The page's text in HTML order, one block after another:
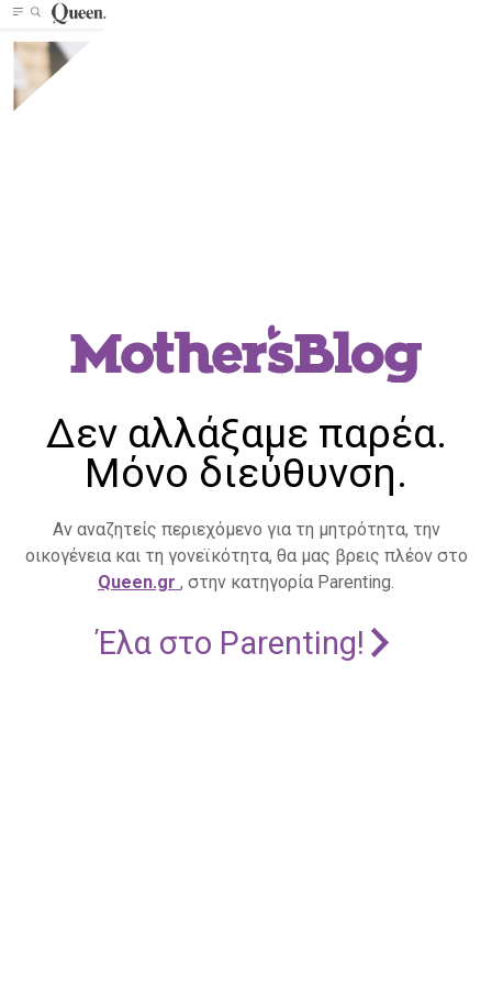
Δεν αλλάξαμε παρέα.
Μόνο διεύθυνση.
Αν αναζητείς περιεχόμενο για τη μητρότητα, την
οικογένεια και τη γονεϊκότητα, θα μας βρεις πλέον στο
Queen.gr , στην κατηγορία Parenting.
Έλα στο Parenting!